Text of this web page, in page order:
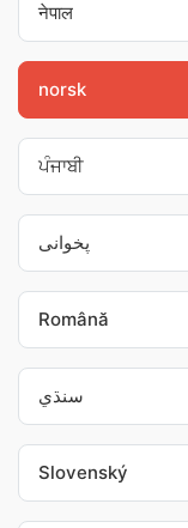
नेपाल
norsk
ਪੰਜਾਬੀ
پخوانی
Română
سنڌي
Slovenský